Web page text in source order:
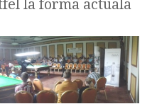
la forma actuala